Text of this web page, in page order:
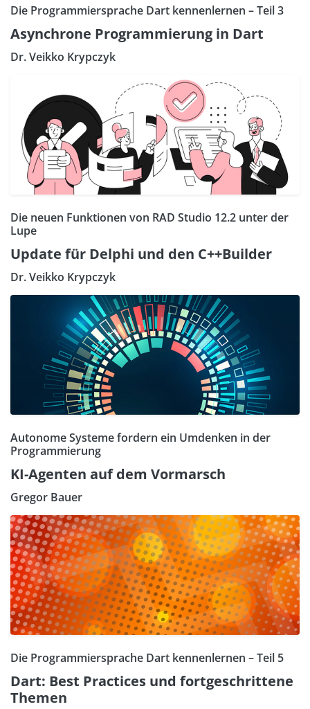
Die Programmiersprache Dart kennenlernen – Teil 3
Asynchrone Programmierung in Dart
Dr. Veikko Krypczyk
Die neuen Funktionen von RAD Studio 12.2 unter der
Lupe
Update für Delphi und den C++Builder
Dr. Veikko Krypczyk
Autonome Systeme fordern ein Umdenken in der
Programmierung
KI-Agenten auf dem Vormarsch
Gregor Bauer
Die Programmiersprache Dart kennenlernen – Teil 5
Dart: Best Practices und fortgeschrittene
Themen